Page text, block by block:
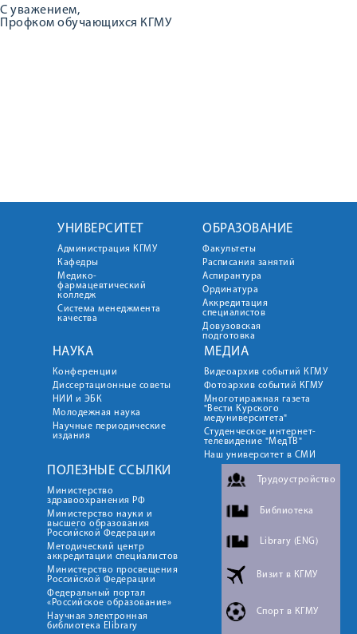
С уважением,
Профком обучающихся КГМУ
УНИВЕРСИТЕТ
Администрация КГМУ
Кафедры
Медико-
фармацевтический
колледж
Система менеджмента
качества
ОБРАЗОВАНИЕ
Факультеты
Расписания занятий
Аспирантура
Ординатура
Аккредитация
специалистов
Довузовская
подготовка
НАУКА
Конференции
Диссертационные советы
НИИ и ЭБК
Молодежная наука
Научные периодические
издания
МЕДИА
Видеоархив событий КГМУ
Фотоархив событий КГМУ
Многотиражная газета
"Вести Курского
медуниверситета"
Студенческое интернет-
телевидение "МедТВ"
Наш университет в СМИ
ПОЛЕЗНЫЕ ССЫЛКИ
Министерство
здравоохранения РФ
Министерство науки и
высшего образования
Российской Федерации
Методический центр
аккредитации специалистов
Министерство просвещения
Российской Федерации
Федеральный портал
«Российское образование»
Научная электронная
библиотека Elibrary
Трудоустройство
Библиотека
Library (ENG)
Визит в КГМУ
Спорт в КГМУ